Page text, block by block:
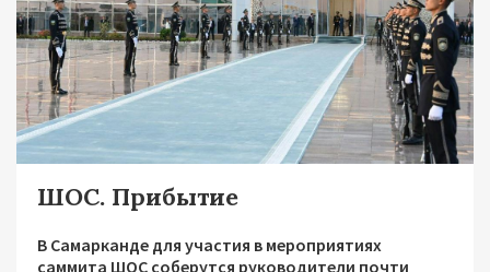
ШОС. Прибытие
В Самарканде для участия в мероприятиях
саммита ШОС соберутся руководители почти